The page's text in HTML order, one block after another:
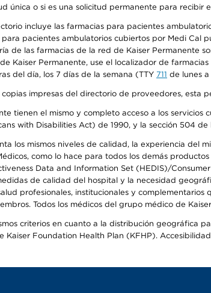
única o si es una solicitud permanente para recibir
incluye las farmacias para pacientes
pacientes ambulatorios cubiertos por Medi
de las farmacias de la red de Kaiser Permanente
Kaiser Permanente, use el localizador de farmacias
del día, los 7 días de la semana (TTY 711 de lunes
impresas del directorio de proveedores, esta
tienen el mismo y completo acceso a los
with Disabilities Act) de 1990, y la sección 504
los mismos niveles de calidad, la experiencia del
como lo hace para todos los demás
Data and Information Set (HEDIS)/
de calidad del hospital y la necesidad
profesionales, institucionales y
Todos los médicos del grupo médico de
criterios en cuanto a la distribución geográfica
Kaiser Foundation Health Plan (KFHP).